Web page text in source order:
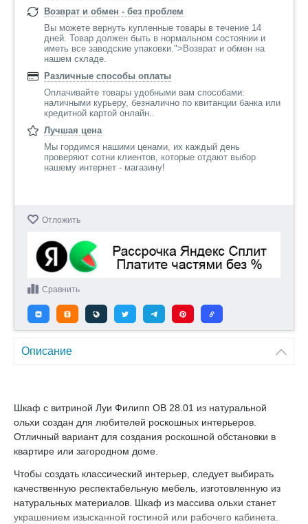
Возврат и обмен - без проблем
Вы можете вернуть купленные товары в течение 14
дней. Товар должен быть в нормальном состоянии и
иметь все заводские упаковки.">Возврат и обмен на
нашем складе.
Различные способы оплаты
Оплачивайте товары удобными вам способами:
наличными курьеру, безналично по квитанции банка или
кредитной картой онлайн..
Лучшая цена
Мы гордимся нашими ценами, их каждый день
проверяют сотни клиентов, которые отдают выбор
нашему интернет - магазину!
Отложить
Сравнить
Описание
Шкаф с витриной Луи Филипп ОВ 28.01 из натуральной
ольхи создан для любителей роскошных интерьеров.
Отличный вариант для создания роскошной обстановки в
квартире или загородном доме.
Чтобы создать классический интерьер, следует выбирать
качественную респектабельную мебель, изготовленную из
натуральных материалов. Шкаф из массива ольхи станет
украшением изысканной гостиной или рабочего кабинета.